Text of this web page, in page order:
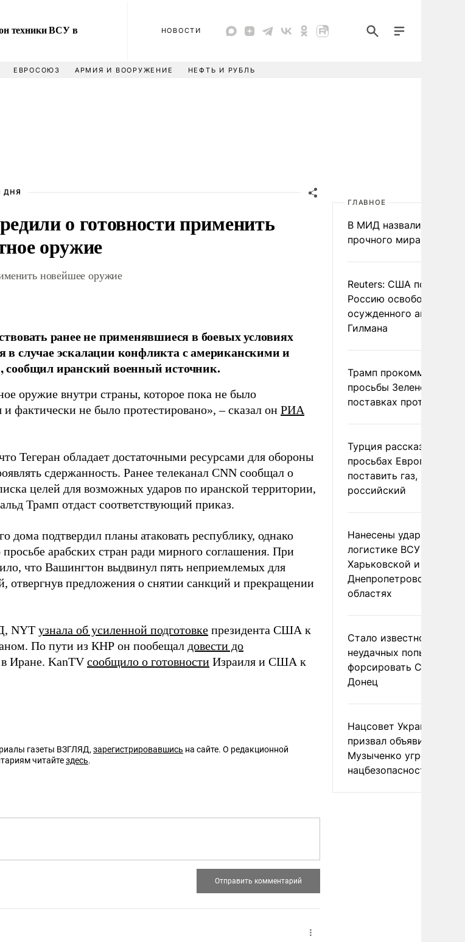
техники ВСУ в
НОВОСТИ
ЕВРОСОЮЗ АРМИЯ И ВООРУЖЕНИЕ НЕФТЬ И РУБЛЬ
ДНЯ
о готовности применить
оружие
новейшее оружие
ранее не применявшиеся в боевых условиях
в случае эскалации конфликта с американскими и
сообщил иранский военный источник.
оружие внутри страны, которое пока не было
и фактически не было протестировано», – сказал он РИА
Тегеран обладает достаточными ресурсами для обороны
сдержанность. Ранее телеканал CNN сообщал о
целей для возможных ударов по иранской территории,
Трамп отдаст соответствующий приказ.
дома подтвердил планы атаковать республику, однако
просьбе арабских стран ради мирного соглашения. При
что Вашингтон выдвинул пять неприемлемых для
отвергнув предложения о снятии санкций и прекращении
NYT узнала об усиленной подготовке президента США к
По пути из КНР он пообещал довести до
Иране. KanTVсообщило о готовности Израиля и США к
газеты ВЗГЛЯД, зарегистрировавшись на сайте. О редакционной
читайтездесь.
ГЛАВНОЕ
В МИД назвали условия
прочного мира на
Reuters: США
Россию освободить
осужденного
Гилмана
Трамп
просьбы Зеленского о
поставках
Турция рассказала о
просьбах Европы
поставить газ, но не
российский
Нанесены удары по
логистике ВСУ в
Харьковской и
Днепропетровской
областях
Стало известно о
неудачных попытках
форсировать
Донец
Нацсовет Украины по
призвал объявить
Музыченко угрозой
нацбезопасности